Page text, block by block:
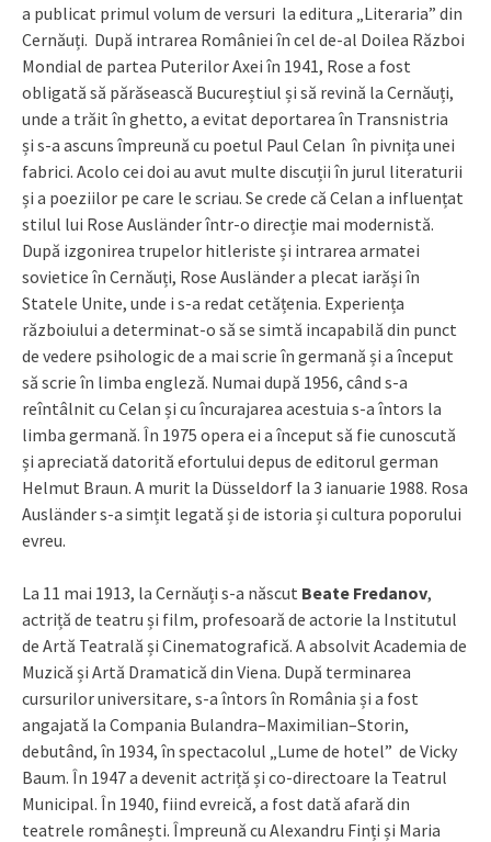
a publicat primul volum de versuri la editura „Literaria” din
Cernăuți. După intrarea României în cel de-al Doilea Război
Mondial de partea Puterilor Axei în 1941, Rose a fost
obligată să părăsească Bucureștiul și să revină la Cernăuți,
unde a trăit în ghetto, a evitat deportarea în Transnistria
și s-a ascuns împreună cu poetul Paul Celan în pivnița unei
fabrici. Acolo cei doi au avut multe discuții în jurul literaturii
și a poeziilor pe care le scriau. Se crede că Celan a influențat
stilul lui Rose Ausländer într-o direcție mai modernistă.
După izgonirea trupelor hitleriste și intrarea armatei
sovietice în Cernăuți, Rose Ausländer a plecat iarăși în
Statele Unite, unde i s-a redat cetățenia. Experiența
războiului a determinat-o să se simtă incapabilă din punct
de vedere psihologic de a mai scrie în germană și a început
să scrie în limba engleză. Numai după 1956, când s-a
reîntâlnit cu Celan și cu încurajarea acestuia s-a întors la
limba germană. În 1975 opera ei a început să fie cunoscută
și apreciată datorită efortului depus de editorul german
Helmut Braun. A murit la Düsseldorf la 3 ianuarie 1988. Rosa
Ausländer s-a simțit legată și de istoria și cultura poporului
evreu.
La 11 mai 1913, la Cernăuți s-a născut Beate Fredanov,
actriță de teatru și film, profesoară de actorie la Institutul
de Artă Teatrală și Cinematografică. A absolvit Academia de
Muzică și Artă Dramatică din Viena. După terminarea
cursurilor universitare, s-a întors în România și a fost
angajată la Compania Bulandra–Maximilian–Storin,
debutând, în 1934, în spectacolul „Lume de hotel” de Vicky
Baum. În 1947 a devenit actriță și co-directoare la Teatrul
Municipal. În 1940, fiind evreică, a fost dată afară din
teatrele românești. Împreună cu Alexandru Finți și Maria